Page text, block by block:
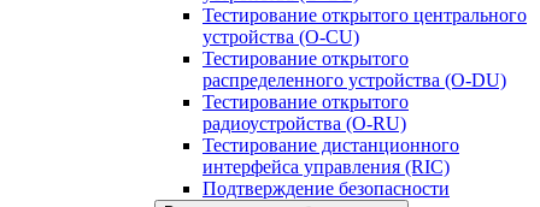
Тестирование открытого центрального
устройства (O-CU)
Тестирование открытого
распределенного устройства (O-DU)
Тестирование открытого
радиоустройства (O-RU)
Тестирование дистанционного
интерфейса управления (RIC)
Подтверждение безопасности